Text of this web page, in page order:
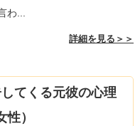
わ...
詳細を見る＞＞
てくる元彼の心理
）